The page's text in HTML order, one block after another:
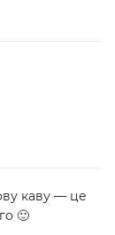
каву — це
🙂